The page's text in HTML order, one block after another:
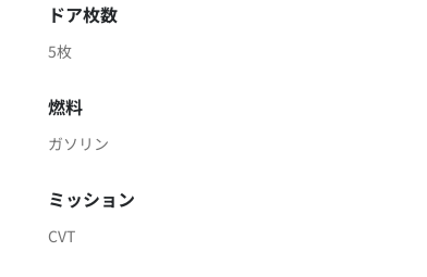
ドア枚数
5枚
燃料
ガソリン
ミッション
CVT